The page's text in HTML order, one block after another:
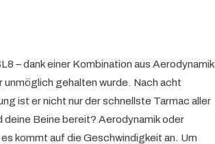
– dank einer Kombination aus Aerodynamik,
gehalten wurde. Nach acht
ist er nicht nur der schnellste Tarmac aller
Beine bereit? Aerodynamik oder
kommt auf die Geschwindigkeit an. Um